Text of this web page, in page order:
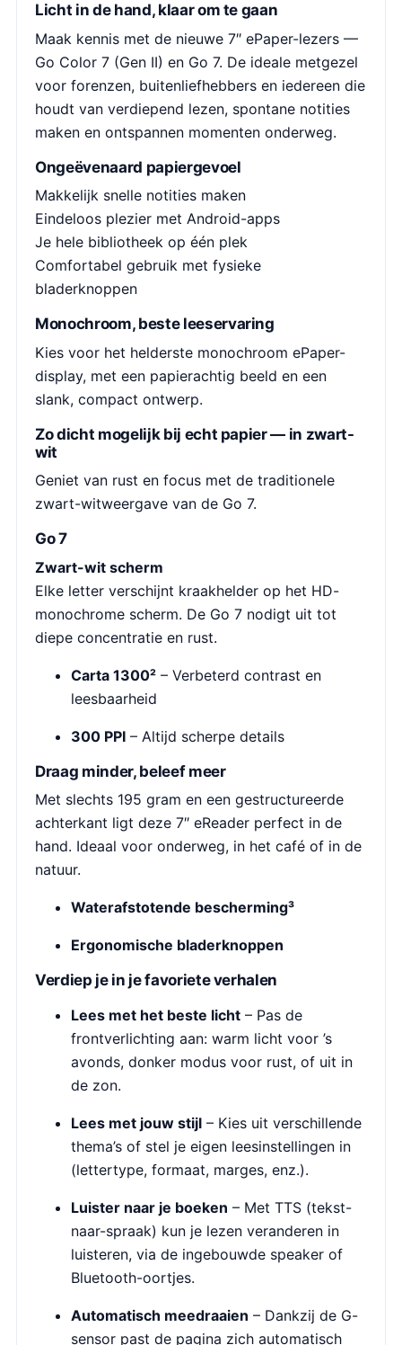
Licht in de hand, klaar om te gaan
Maak kennis met de nieuwe 7″ ePaper-lezers —
Go Color 7 (Gen II) en Go 7. De ideale metgezel
voor forenzen, buitenliefhebbers en iedereen die
houdt van verdiepend lezen, spontane notities
maken en ontspannen momenten onderweg.
Ongeëvenaard papiergevoel
Makkelijk snelle notities maken
Eindeloos plezier met Android-apps
Je hele bibliotheek op één plek
Comfortabel gebruik met fysieke
bladerknoppen
Monochroom, beste leeservaring
Kies voor het helderste monochroom ePaper-
display, met een papierachtig beeld en een
slank, compact ontwerp.
Zo dicht mogelijk bij echt papier — in zwart-
wit
Geniet van rust en focus met de traditionele
zwart-witweergave van de Go 7.
Go 7
Zwart-wit scherm
Elke letter verschijnt kraakhelder op het HD-
monochrome scherm. De Go 7 nodigt uit tot
diepe concentratie en rust.
Carta 1300² – Verbeterd contrast en
leesbaarheid
300 PPI – Altijd scherpe details
Draag minder, beleef meer
Met slechts 195 gram en een gestructureerde
achterkant ligt deze 7″ eReader perfect in de
hand. Ideaal voor onderweg, in het café of in de
natuur.
Waterafstotende bescherming³
Ergonomische bladerknoppen
Verdiep je in je favoriete verhalen
Lees met het beste licht – Pas de
frontverlichting aan: warm licht voor ’s
avonds, donker modus voor rust, of uit in
de zon.
Lees met jouw stijl – Kies uit verschillende
thema’s of stel je eigen leesinstellingen in
(lettertype, formaat, marges, enz.).
Luister naar je boeken – Met TTS (tekst-
naar-spraak) kun je lezen veranderen in
luisteren, via de ingebouwde speaker of
Bluetooth-oortjes.
Automatisch meedraaien – Dankzij de G-
sensor past de pagina zich automatisch